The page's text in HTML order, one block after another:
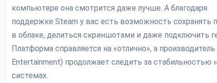
компьютере она смотрится даже лучше. А благодаря
поддержке Steam у вас есть возможность сохранять
в облаке, делиться скриншотами и даже подключить
Платформа справляется на «отлично», а производитель
Entertainment) продолжает следить за стабильностью
системах.